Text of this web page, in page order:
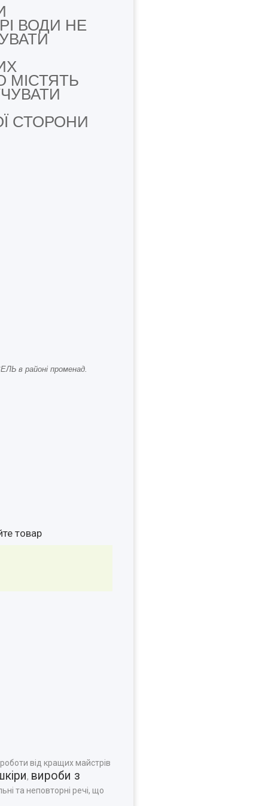
ВОДИ НЕ
МІСТЯТЬ
СТОРОНИ
в районі променад.
товар
від кращих майстрів
, вироби з
та неповторні речі, що